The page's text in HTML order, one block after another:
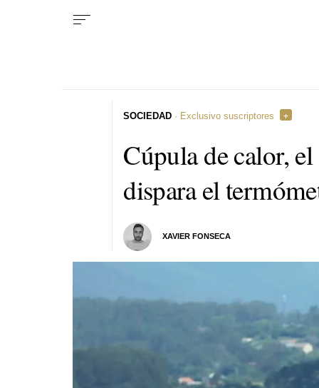
Cúpula de calor,
dispara el
XAVIER FONSECA
SOCIEDAD · Exclusivo suscriptores